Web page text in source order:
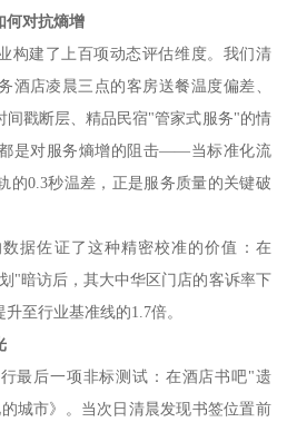
何对抗熵增
构建了上百项动态评估维度。我们清
酒店凌晨三点的客房送餐温度偏差、
间戳断层、精品民宿"管家式服务"的情
是对服务熵增的阻击——当标准化流
的0.3秒温差，正是服务质量的关键破
据佐证了这种精密校准的价值：在
"暗访后，其大中华区门店的客诉率下
升至行业基准线的1.7倍。
最后一项非标测试：在酒店书吧"遗
城市》。当次日清晨发现书签位置前